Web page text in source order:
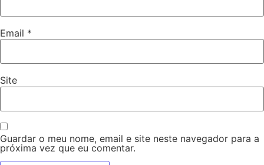
Email *
Site
Guardar o meu nome, email e site neste navegador para a
próxima vez que eu comentar.